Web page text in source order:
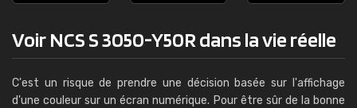
Voir NCS S 3050-Y50R dans la vie réelle
C'est un risque de prendre une décision basée sur l'affichage
d'une couleur sur un écran numérique. Pour être sûr de la bonne